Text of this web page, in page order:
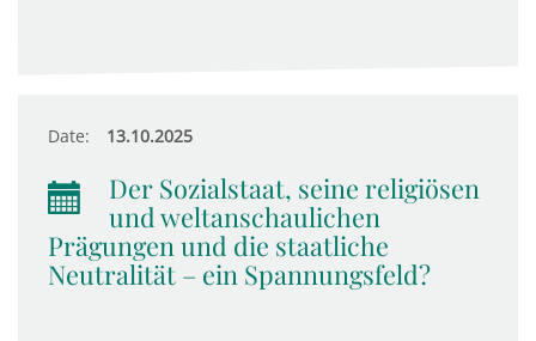
Date: 13.10.2025
Der Sozialstaat, seine religiösen
und weltanschaulichen
Prägungen und die staatliche
Neutralität – ein Spannungsfeld?